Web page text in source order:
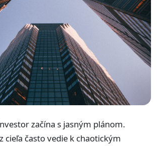
začína s jasným plánom.
cieľa často vedie k chaotickým